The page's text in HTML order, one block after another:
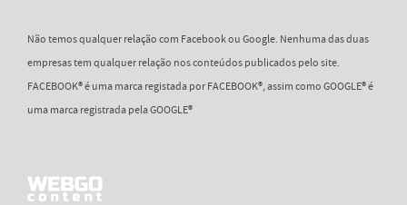
Não temos qualquer relação com Facebook ou Google. Nenhuma das duas
empresas tem qualquer relação nos conteúdos publicados pelo site.
FACEBOOK® é uma marca registada por FACEBOOK®, assim como GOOGLE® é
uma marca registrada pela GOOGLE®